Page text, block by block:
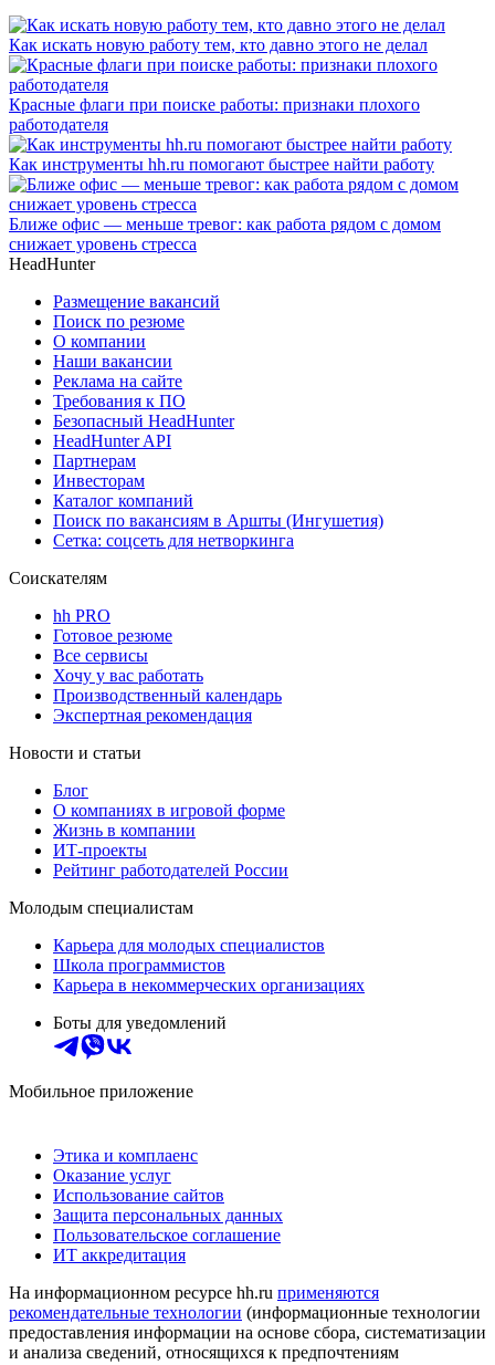
Как искать новую работу тем, кто давно этого не делал
Красные флаги при поиске работы: признаки плохого
работодателя
Как инструменты hh.ru помогают быстрее найти работу
Ближе офис — меньше тревог: как работа рядом с домом
снижает уровень стресса
HeadHunter
Размещение вакансий
Поиск по резюме
О компании
Наши вакансии
Реклама на сайте
Требования к ПО
Безопасный HeadHunter
HeadHunter API
Партнерам
Инвесторам
Каталог компаний
Поиск по вакансиям в Аршты (Ингушетия)
Сетка: соцсеть для нетворкинга
Соискателям
hh PRO
Готовое резюме
Все сервисы
Хочу у вас работать
Производственный календарь
Экспертная рекомендация
Новости и статьи
Блог
О компаниях в игровой форме
Жизнь в компании
ИТ-проекты
Рейтинг работодателей России
Молодым специалистам
Карьера для молодых специалистов
Школа программистов
Карьера в некоммерческих организациях
Боты для уведомлений
Мобильное приложение
Этика и комплаенс
Оказание услуг
Использование сайтов
Защита персональных данных
Пользовательское соглашение
ИТ аккредитация
На информационном ресурсе hh.ru применяются
рекомендательные технологии (информационные технологии
предоставления информации на основе сбора, систематизации
и анализа сведений, относящихся к предпочтениям